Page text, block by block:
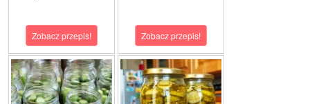
Zobacz przepis! Zobacz przepis!